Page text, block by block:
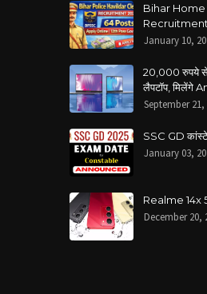
Bihar
January 10,
20,000 रुपये
लैपटॉप, मिलेंगे
September 21,
SSC GD
January 03,
Realme
December 20,